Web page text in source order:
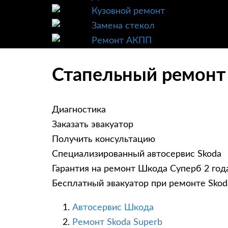
Кузовной ремонт
Замена стекол
Ремонт АКПП
Стапельный
Диагностика
Заказать эвакуатор
Получить консультацию
Специализированный автосервис Skoda
Гарантия на ремонт Шкода Суперб 2
Бесплатный эвакуатор при ремонте
Автосервис Шкода
Ремонт Skoda Superb